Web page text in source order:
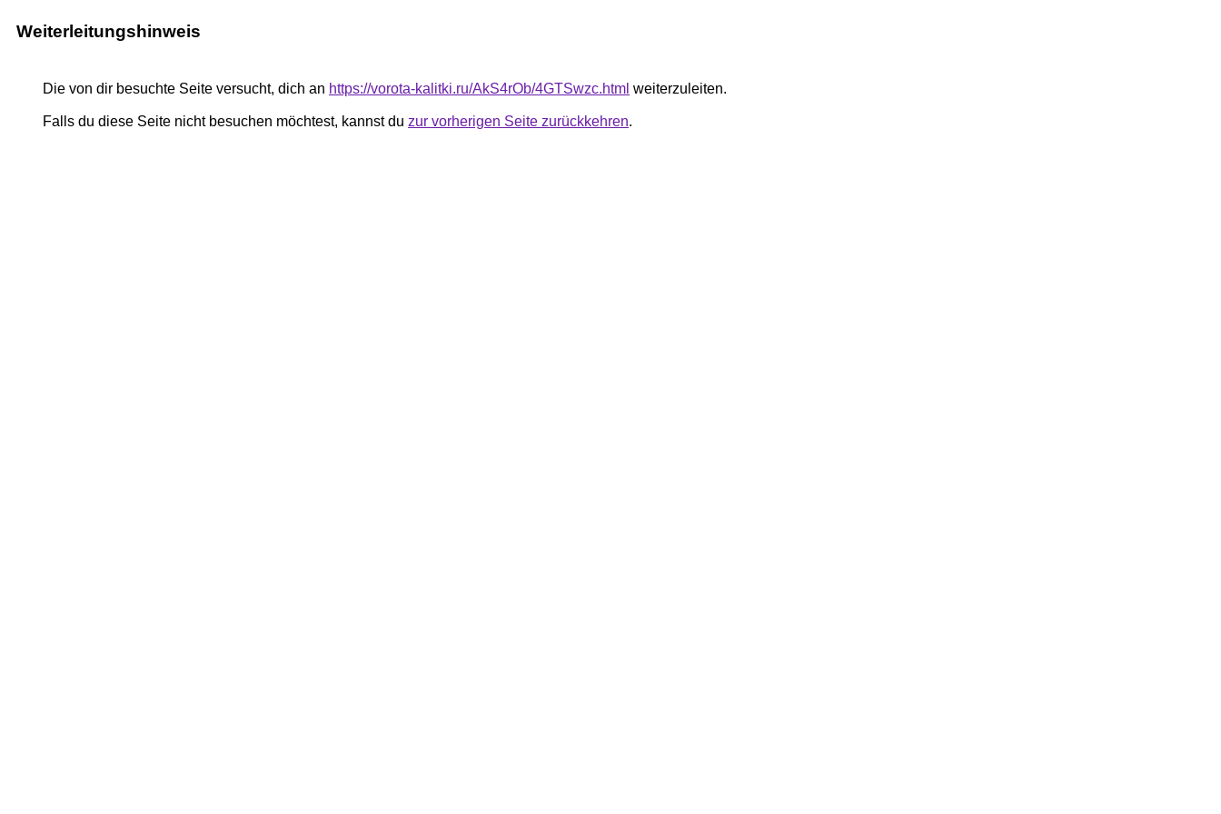
Weiterleitungshinweis
Die von dir besuchte Seite versucht, dich an https://vorota-kalitki.ru/AkS4rOb/4GTSwzc.html weiterzuleiten.
Falls du diese Seite nicht besuchen möchtest, kannst du zur vorherigen Seite zurückkehren.